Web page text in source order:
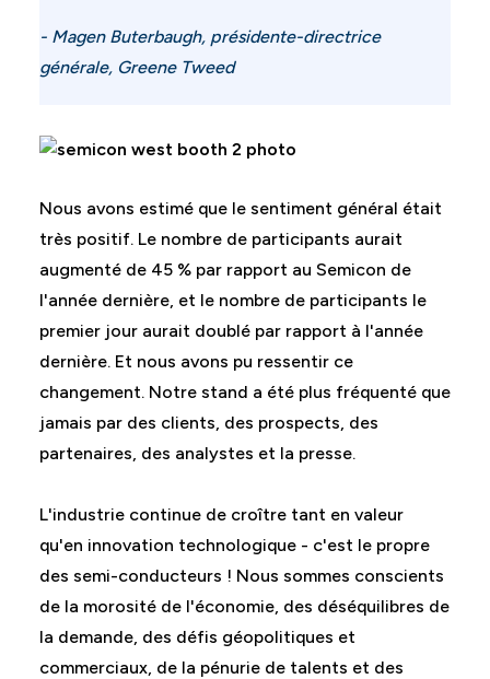
- Magen Buterbaugh, présidente-directrice
générale, Greene Tweed
Nous avons estimé que le sentiment général était
très positif. Le nombre de participants aurait
augmenté de 45 % par rapport au Semicon de
l'année dernière, et le nombre de participants le
premier jour aurait doublé par rapport à l'année
dernière. Et nous avons pu ressentir ce
changement. Notre stand a été plus fréquenté que
jamais par des clients, des prospects, des
partenaires, des analystes et la presse.
L'industrie continue de croître tant en valeur
qu'en innovation technologique - c'est le propre
des semi-conducteurs ! Nous sommes conscients
de la morosité de l'économie, des déséquilibres de
la demande, des défis géopolitiques et
commerciaux, de la pénurie de talents et des